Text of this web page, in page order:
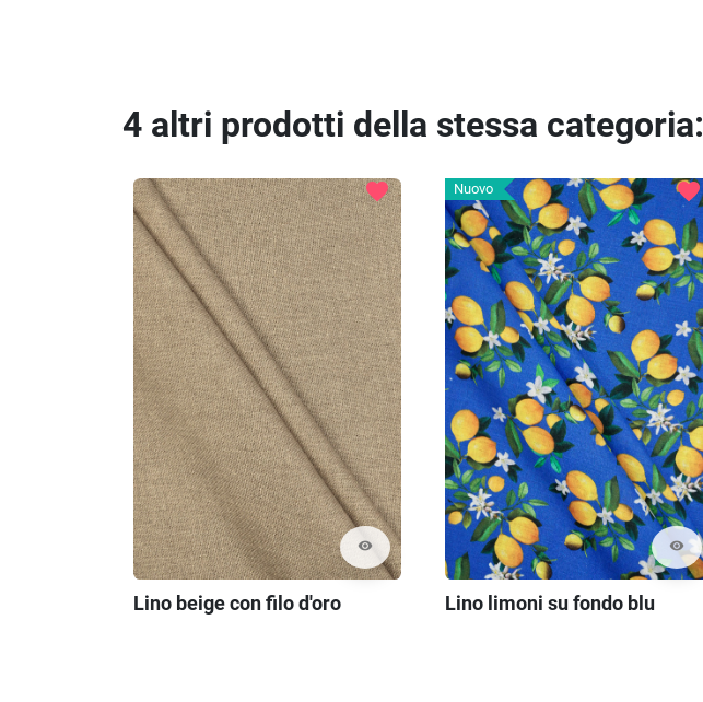
4 altri prodotti della stessa categoria:
visibility
favorite
Lino beige con filo d'oro
Nuovo
visibility
favorite
Lino limoni su fondo blu